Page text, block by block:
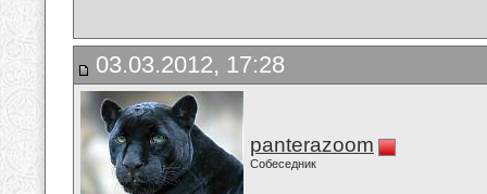
03.03.2012, 17:28
panterazoom
Собеседник